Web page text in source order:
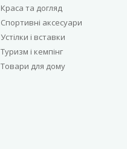
Краса та догляд
Спортивні аксесуари
Устілки і вставки
Туризм і кемпінг
Товари для дому